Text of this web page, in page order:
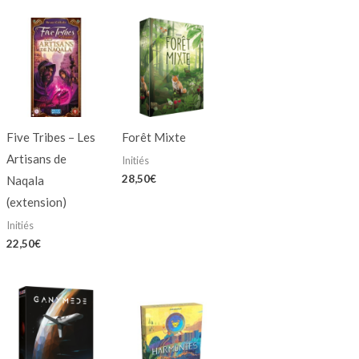
Five Tribes – Les
Artisans de
Naqala
(extension)
Initiés
22,50€
Forêt Mixte
Initiés
28,50€